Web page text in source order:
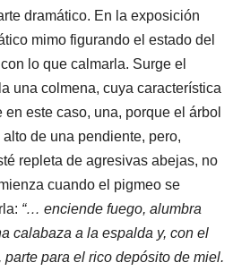
dramático. En la exposición
mimo figurando el estado del
lo que calmarla. Surge el
una colmena, cuya característica
este caso, una, porque el árbol
de una pendiente, pero,
repleta de agresivas abejas, no
cuando el pigmeo se
“… enciende fuego, alumbra
calabaza a la espalda y, con el
para el rico depósito de miel.